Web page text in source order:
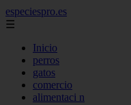
especiespro.es
☰
Inicio
perros
gatos
comercio
alimentaci n